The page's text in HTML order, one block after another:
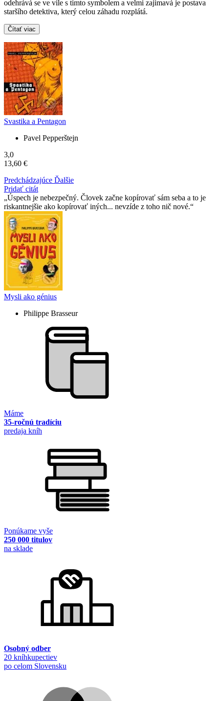
odehrává se ve vile s tímto symbolem a velmi zajímavá je postava
staršího detektiva, který celou záhadu rozplátá.
Čítať viac
Svastika a Pentagon
Pavel Pepperštejn
3,0
13,60 €
Predchádzajúce Ďalšie
Pridať citát
Úspech je nebezpečný. Človek začne kopírovať sám seba a to je
riskantnejšie ako kopírovať iných... nevzíde z toho nič nové.
Mysli ako génius
Philippe Brasseur
Máme
35-ročnú tradíciu
predaja kníh
Ponúkame vyše
250 000 titulov
na sklade
Osobný odber
20 kníhkupectiev
po celom Slovensku